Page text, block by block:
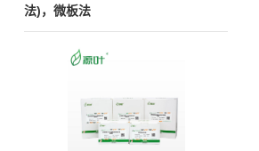
法)，微板法